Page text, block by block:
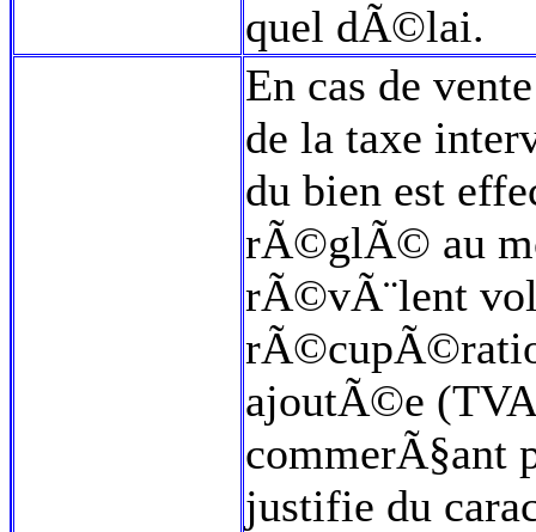
quel dÃ©lai.
En cas de
de la taxe
du bien est
rÃ©glÃ© au
rÃ©vÃ¨lent
ajoutÃ©e
commerÃ§ant
justifie du